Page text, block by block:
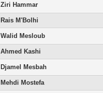
Ziri Hammar
Rais M'Bolhi
Walid Mesloub
Ahmed Kashi
Djamel Mesbah
Mehdi Mostefa